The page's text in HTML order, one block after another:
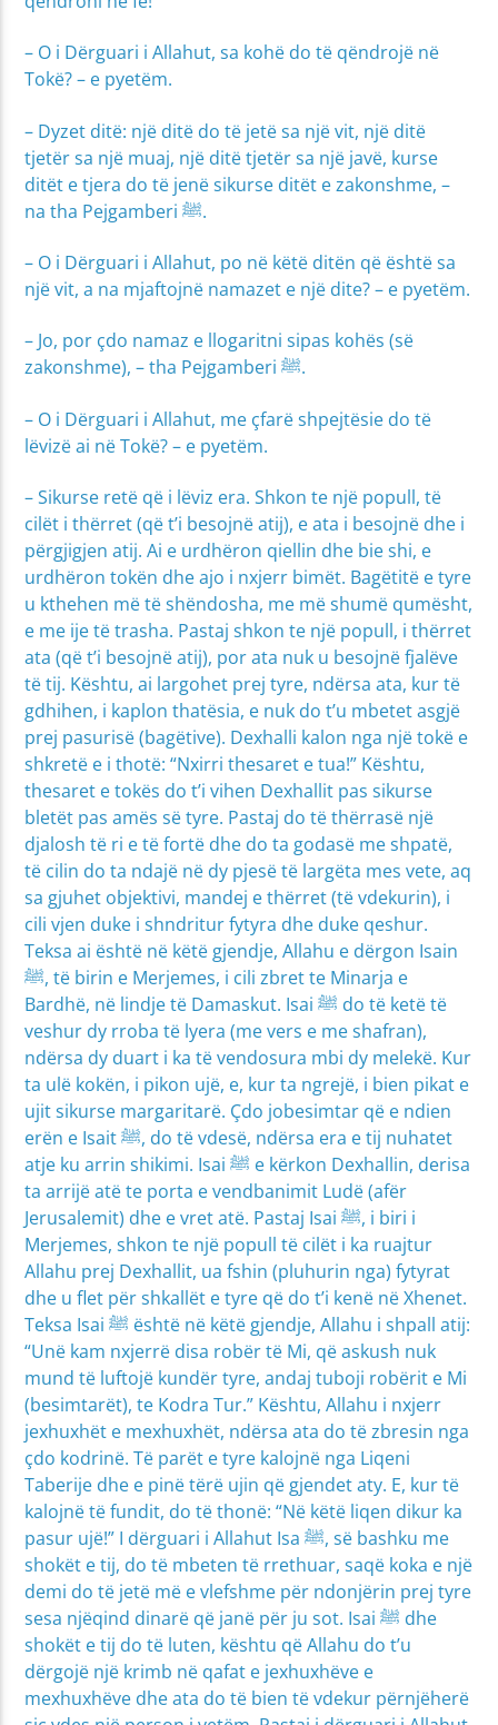
– O i Dërguari i Allahut, sa kohë do të qëndrojë në
Tokë? – e pyetëm.
– Dyzet ditë: një ditë do të jetë sa një vit, një ditë
tjetër sa një muaj, një ditë tjetër sa një javë, kurse
ditët e tjera do të jenë sikurse ditët e zakonshme, –
na tha Pejgamberi ﷺ.
– O i Dërguari i Allahut, po në këtë ditën që është sa
një vit, a na mjaftojnë namazet e një dite? – e pyetëm.
– Jo, por çdo namaz e llogaritni sipas kohës (së
zakonshme), – tha Pejgamberi ﷺ.
– O i Dërguari i Allahut, me çfarë shpejtësie do të
lëvizë ai në Tokë? – e pyetëm.
– Sikurse retë që i lëviz era. Shkon te një popull, të
cilët i thërret (që t’i besojnë atij), e ata i besojnë dhe i
përgjigjen atij. Ai e urdhëron qiellin dhe bie shi, e
urdhëron tokën dhe ajo i nxjerr bimët. Bagëtitë e tyre
u kthehen më të shëndosha, me më shumë qumësht,
e me ije të trasha. Pastaj shkon te një popull, i thërret
ata (që t’i besojnë atij), por ata nuk u besojnë fjalëve
të tij. Kështu, ai largohet prej tyre, ndërsa ata, kur të
gdhihen, i kaplon thatësia, e nuk do t’u mbetet asgjë
prej pasurisë (bagëtive). Dexhalli kalon nga një tokë e
shkretë e i thotë: “Nxirri thesaret e tua!” Kështu,
thesaret e tokës do t’i vihen Dexhallit pas sikurse
bletët pas amës së tyre. Pastaj do të thërrasë një
djalosh të ri e të fortë dhe do ta godasë me shpatë,
të cilin do ta ndajë në dy pjesë të largëta mes vete, aq
sa gjuhet objektivi, mandej e thërret (të vdekurin), i
cili vjen duke i shndritur fytyra dhe duke qeshur.
Teksa ai është në këtë gjendje, Allahu e dërgon Isain
ﷺ, të birin e Merjemes, i cili zbret te Minarja e
Bardhë, në lindje të Damaskut. Isai ﷺ do të ketë të
veshur dy rroba të lyera (me vers e me shafran),
ndërsa dy duart i ka të vendosura mbi dy melekë. Kur
ta ulë kokën, i pikon ujë, e, kur ta ngrejë, i bien pikat e
ujit sikurse margaritarë. Çdo jobesimtar që e ndien
erën e Isait ﷺ, do të vdesë, ndërsa era e tij nuhatet
atje ku arrin shikimi. Isai ﷺ e kërkon Dexhallin, derisa
ta arrijë atë te porta e vendbanimit Ludë (afër
Jerusalemit) dhe e vret atë. Pastaj Isai ﷺ, i biri i
Merjemes, shkon te një popull të cilët i ka ruajtur
Allahu prej Dexhallit, ua fshin (pluhurin nga) fytyrat
dhe u flet për shkallët e tyre që do t’i kenë në Xhenet.
Teksa Isai ﷺ është në këtë gjendje, Allahu i shpall atij:
“Unë kam nxjerrë disa robër të Mi, që askush nuk
mund të luftojë kundër tyre, andaj tuboji robërit e Mi
(besimtarët), te Kodra Tur.” Kështu, Allahu i nxjerr
jexhuxhët e mexhuxhët, ndërsa ata do të zbresin nga
çdo kodrinë. Të parët e tyre kalojnë nga Liqeni
Taberije dhe e pinë tërë ujin që gjendet aty. E, kur të
kalojnë të fundit, do të thonë: “Në këtë liqen dikur ka
pasur ujë!” I dërguari i Allahut Isa ﷺ, së bashku me
shokët e tij, do të mbeten të rrethuar, saqë koka e një
demi do të jetë më e vlefshme për ndonjërin prej tyre
sesa njëqind dinarë që janë për ju sot. Isai ﷺ dhe
shokët e tij do të luten, kështu që Allahu do t’u
dërgojë një krimb në qafat e jexhuxhëve e
mexhuxhëve dhe ata do të bien të vdekur përnjëherë